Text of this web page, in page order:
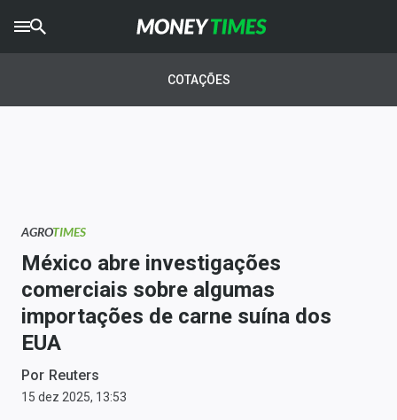
AGROTIMES
Newsletters
Money Trader
Anuncie
Últimas Notícias
COTAÇÕES
AGROTIMES
México abre investigações
comerciais sobre algumas
importações de carne suína dos
EUA
Por Reuters
15 dez 2025, 13:53